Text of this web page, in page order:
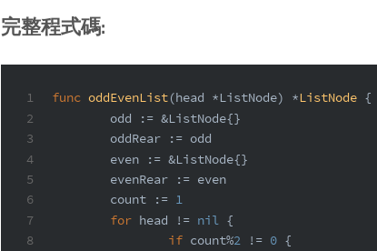
完整程式碼:
1
2
3
4
5
6
7
8
func oddEvenList(head *ListNode) *ListNode {
	odd := &ListNode{}
	oddRear := odd
	even := &ListNode{}
	evenRear := even
	count :=
1
for head != nil {
if count%2 != 0 {